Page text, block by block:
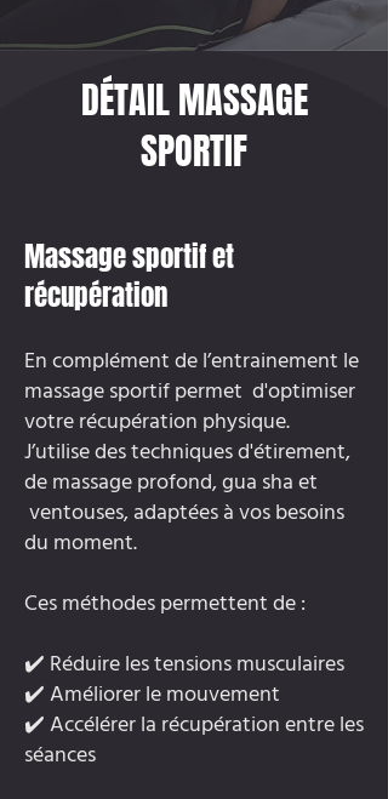
DÉTAIL MASSAGE
SPORTIF
Massage sportif et
récupération
En complément de l’entrainement le
massage sportif permet d'optimiser
votre récupération physique.
J’utilise des techniques d'étirement,
de massage profond, gua sha et
ventouses, adaptées à vos besoins
du moment.
Ces méthodes permettent de :
✔️ Réduire les tensions musculaires
✔️ Améliorer le mouvement
✔️ Accélérer la récupération entre les
séances